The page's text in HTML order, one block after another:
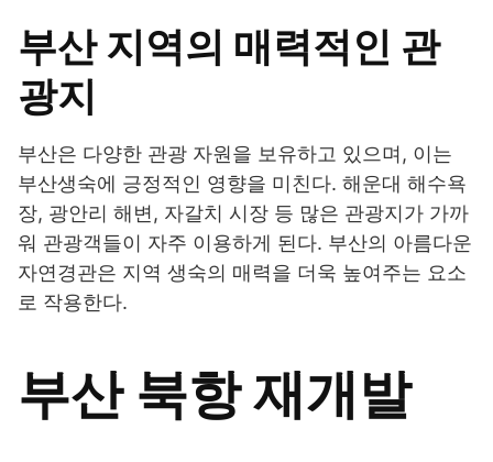
부산 지역의 매력적인 관
광지
부산은 다양한 관광 자원을 보유하고 있으며, 이는
부산생숙에 긍정적인 영향을 미친다. 해운대 해수욕
장, 광안리 해변, 자갈치 시장 등 많은 관광지가 가까
워 관광객들이 자주 이용하게 된다. 부산의 아름다운
자연경관은 지역 생숙의 매력을 더욱 높여주는 요소
로 작용한다.
부산 북항 재개발